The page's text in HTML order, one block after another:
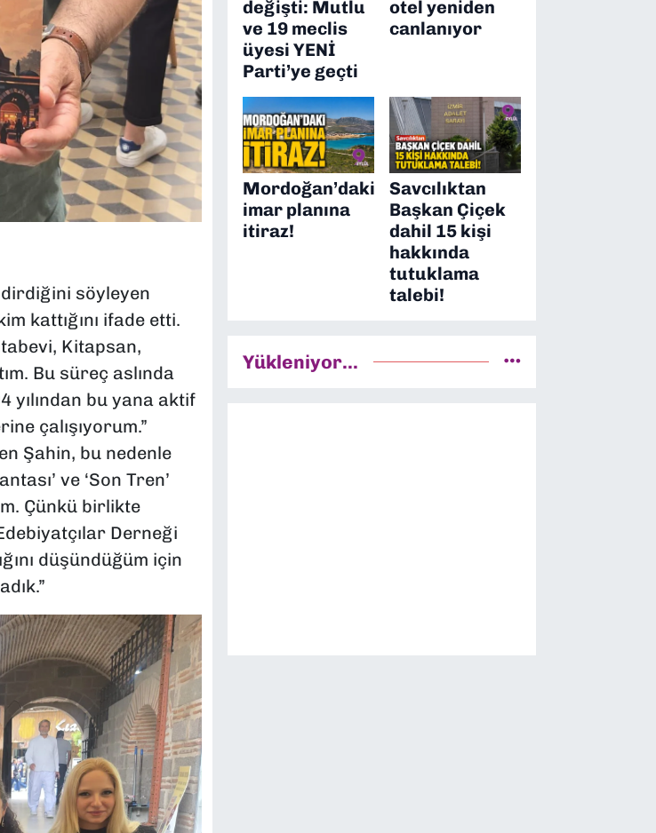
söyleyen
kattığını ifade etti.
Kitapsan,
Bu süreç aslında
yılından bu yana aktif
çalışıyorum.”
Şahin, bu nedenle
ve ‘Son Tren’
Çünkü birlikte
Derneği
düşündüğüm için
değişti: Mutlu
ve 19 meclis
üyesi YENİ
Parti’ye geçti
otel yeniden
canlanıyor
Mordoğan’daki
imar planına
itiraz!
Savcılıktan
Başkan Çiçek
dahil 15 kişi
hakkında
tutuklama
talebi!
Yükleniyor...